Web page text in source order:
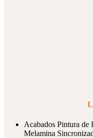
Acabados Pintura
Melamina